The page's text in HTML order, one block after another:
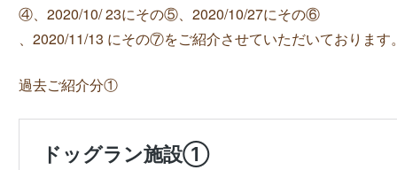
④、2020/10/ 23にその⑤、2020/10/27にその⑥
、2020/11/13 にその⑦をご紹介させていただいております
過去ご紹介分①